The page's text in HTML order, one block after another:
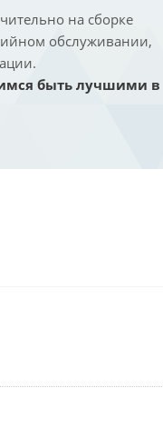
на сборке
обслуживании,
быть лучшими в